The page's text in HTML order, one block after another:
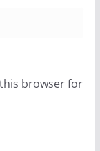
browser for